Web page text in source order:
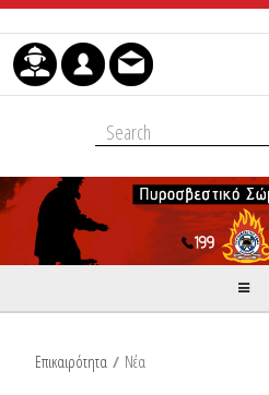
Skip to Content
Επικαιρότητα / Νέα